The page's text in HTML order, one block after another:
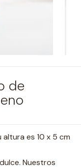
de
altura es 10 x 5 cm
Nuestros